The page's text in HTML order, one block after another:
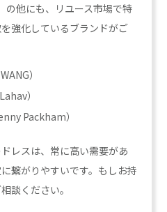
の他にも、リユース市場で特
強化しているブランドがご
）
）
Packham）
レスは、常に高い需要があ
繋がりやすいです。もしお持
談ください。